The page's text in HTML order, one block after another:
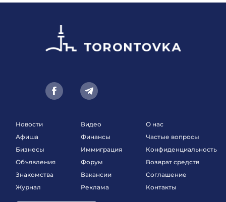
Новости
Афиша
Бизнесы
Объявления
Знакомства
Журнал
Видео
Финансы
Иммиграция
Форум
Вакансии
Реклама
О нас
Частые вопросы
Конфиденциальность
Возврат средств
Соглашение
Контакты